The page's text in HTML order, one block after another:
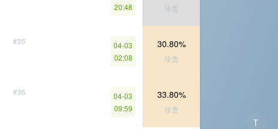
20:48
珍贵
#35
04-03
02:08
30.80%
珍贵
#36
04-03
09:59
33.80%
珍贵
T